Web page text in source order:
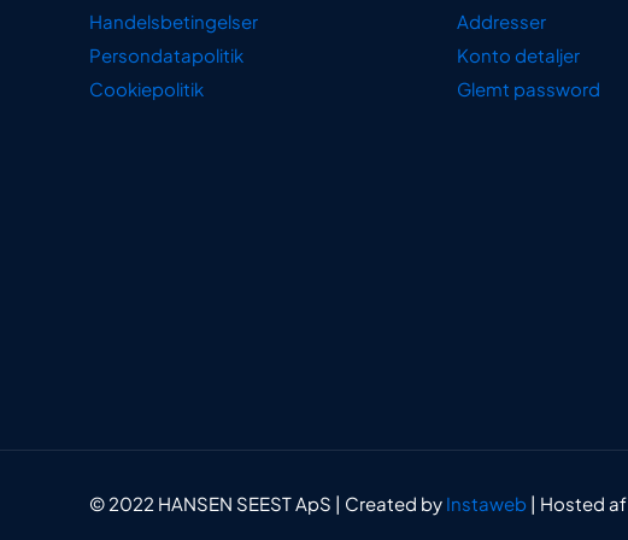
Handelsbetingelser
Persondatapolitik
Cookiepolitik
Addresser
Konto detaljer
Glemt password
© 2022 HANSEN SEEST ApS | Created by Instaweb | Hosted af